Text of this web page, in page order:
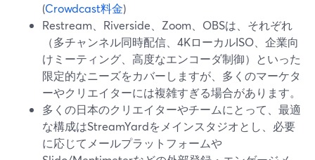
(Crowdcast料金)
Restream、Riverside、Zoom、OBSは、それぞれ
（多チャンネル同時配信、4KローカルISO、企業向
けミーティング、高度なエンコーダ制御）といった
限定的なニーズをカバーしますが、多くのマーケタ
ーやクリエイターには複雑すぎる場合があります。
多くの日本のクリエイターやチームにとって、最適
な構成はStreamYardをメインスタジオとし、必要
に応じてメールプラットフォームや